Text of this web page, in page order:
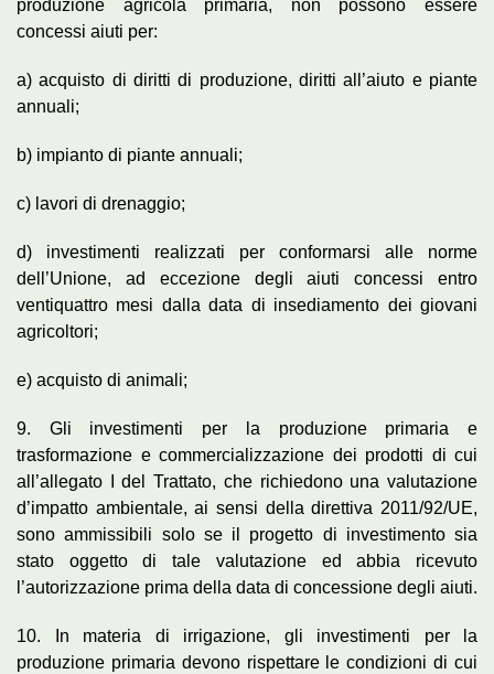
produzione agricola primaria, non possono essere
concessi aiuti per:
a) acquisto di diritti di produzione, diritti all’aiuto e piante
annuali;
b) impianto di piante annuali;
c) lavori di drenaggio;
d) investimenti realizzati per conformarsi alle norme
dell’Unione, ad eccezione degli aiuti concessi entro
ventiquattro mesi dalla data di insediamento dei giovani
agricoltori;
e) acquisto di animali;
9. Gli investimenti per la produzione primaria e
trasformazione e commercializzazione dei prodotti di cui
all’allegato I del Trattato, che richiedono una valutazione
d’impatto ambientale, ai sensi della direttiva 2011/92/UE,
sono ammissibili solo se il progetto di investimento sia
stato oggetto di tale valutazione ed abbia ricevuto
l’autorizzazione prima della data di concessione degli aiuti.
10. In materia di irrigazione, gli investimenti per la
produzione primaria devono rispettare le condizioni di cui